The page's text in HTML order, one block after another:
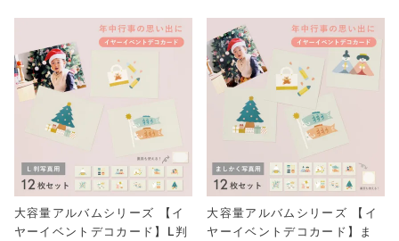
大容量アルバムシリーズ 【イ
ヤーイベントデコカード】L判
大容量アルバムシリーズ 【イ
ヤーイベントデコカード】ま